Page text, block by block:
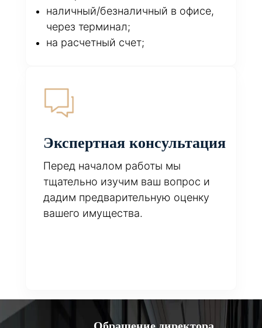
наличный/безналичный в офисе,
через терминал;
на расчетный счет;
Экспертная консультация
Перед началом работы мы
тщательно изучим ваш вопрос и
дадим предварительную оценку
вашего имущества.